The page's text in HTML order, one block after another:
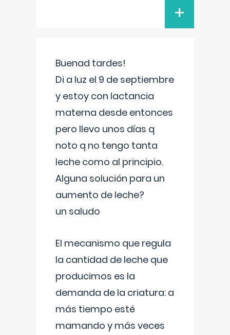
+
Buenad tardes!
Di a luz el 9 de septiembre
y estoy con lactancia
materna desde entonces
pero llevo unos días q
noto q no tengo tanta
leche como al principio.
Alguna solución para un
aumento de leche?
un saludo
El mecanismo que regula
la cantidad de leche que
producimos es la
demanda de la criatura: a
más tiempo esté
mamando y más veces